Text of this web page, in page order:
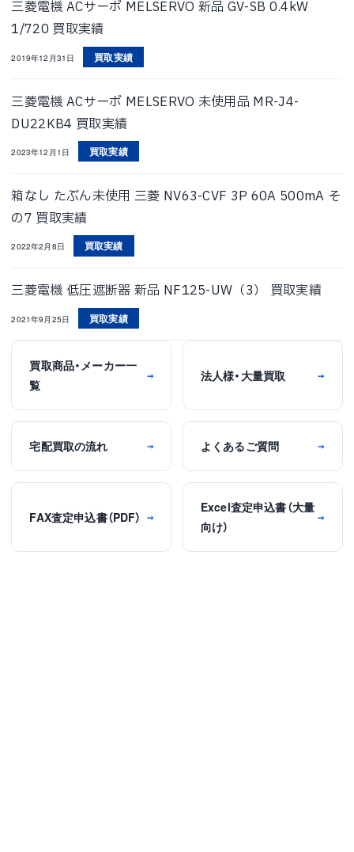
三菱電機 ACサーボ MELSERVO 新品 GV-SB 0.4kW
1/720 買取実績
2019年12月31日 買取実績
三菱電機 ACサーボ MELSERVO 未使用品 MR-J4-
DU22KB4 買取実績
2023年12月1日 買取実績
箱なし たぶん未使用 三菱 NV63-CVF 3P 60A 500mA そ
の7 買取実績
2022年2月8日 買取実績
三菱電機 低圧遮断器 新品 NF125-UW（3） 買取実績
2021年9月25日 買取実績
買取商品・メーカー一
覧
→ 法人様・大量買取 →
宅配買取の流れ → よくあるご質問 →
FAX査定申込書（PDF） →
Excel査定申込書（大量
向け）
→